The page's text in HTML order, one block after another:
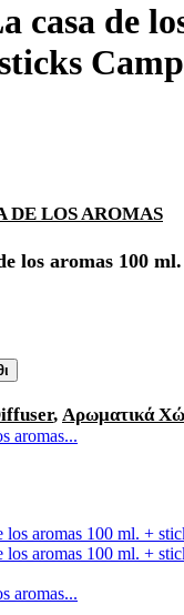
casa de
los aromas 100
, Αρωματικά
aromas...
aromas...